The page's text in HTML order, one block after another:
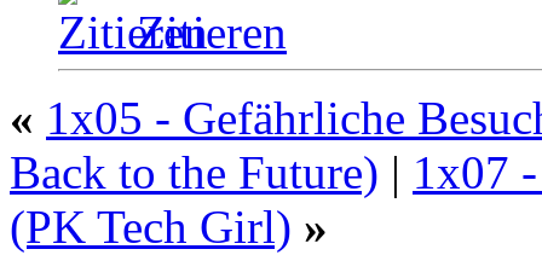
Zitieren
« 1x05 - Gefährliche
Back to the Future) | 1x07
(PK Tech Girl) »